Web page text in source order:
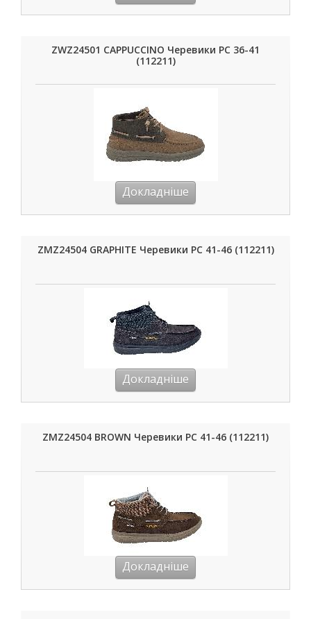
ZWZ24501 CAPPUCCINO Черевики РС 36-41
(112211)
Докладніше
ZMZ24504 GRAPHITE Черевики РС 41-46 (112211)
Докладніше
ZMZ24504 BROWN Черевики РС 41-46 (112211)
Докладніше